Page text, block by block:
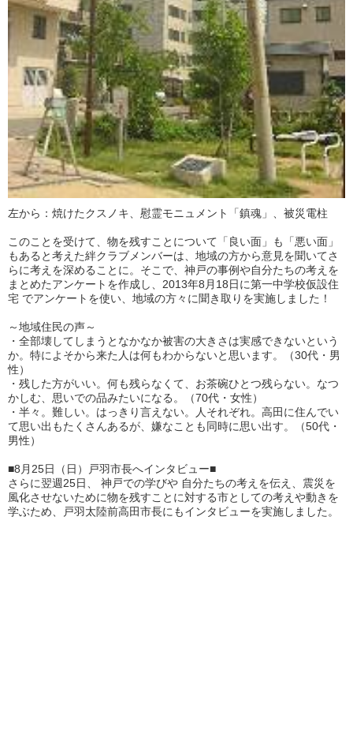
左から：焼けたクスノキ、慰霊モニュメント「鎮魂」、被災電柱
このことを受けて、物を残すことについて「良い面」も「悪い面」
もあると考えた絆クラブメンバーは、地域の方から意見を聞いてさ
らに考えを深めることに。そこで、神戸の事例や自分たちの考えを
まとめたアンケートを作成し、2013年8月18日に第一中学校仮設住
宅 でアンケートを使い、地域の方々に聞き取りを実施しました！
～地域住民の声～
・全部壊してしまうとなかなか被害の大きさは実感できないという
か。特によそから来た人は何もわからないと思います。（30代・男
性）
・残した方がいい。何も残らなくて、お茶碗ひとつ残らない。なつ
かしむ、思いでの品みたいになる。（70代・女性）
・半々。難しい。はっきり言えない。人それぞれ。高田に住んでい
て思い出もたくさんあるが、嫌なことも同時に思い出す。（50代・
男性）
■8月25日（日）戸羽市長へインタビュー■
さらに翌週25日、 神戸での学びや 自分たちの考えを伝え、震災を
風化させないために物を残すことに対する市としての考えや動きを
学ぶため、戸羽太陸前高田市長にもインタビューを実施しました。